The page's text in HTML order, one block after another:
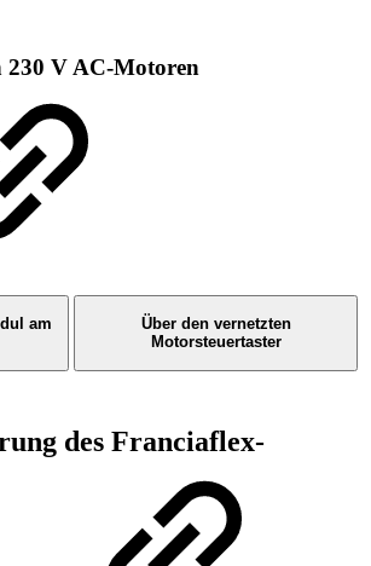
230 V AC-Motoren
am
Über den vernetzten
Motorsteuertaster
des Franciaflex-